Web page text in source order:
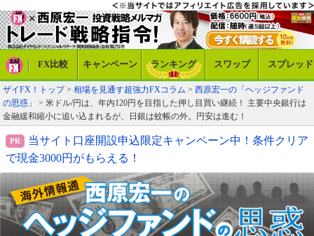
FX比較 キャンペーン ランキング スワップ スプレッド
ザイFX！トップ> 相場を見通す超強力FXコラム > 西原宏一の「ヘッジファンド
の思惑」
> 米ドル/円は、年内120円を目指した押し目買い継続！ 主要中央銀行は
金融緩和縮小に追い込まれるが、日銀は蚊帳の外。円安は進む！
当サイト口座開設申込限定キャンペーン中！条件クリア
で現金3000円がもらえる！